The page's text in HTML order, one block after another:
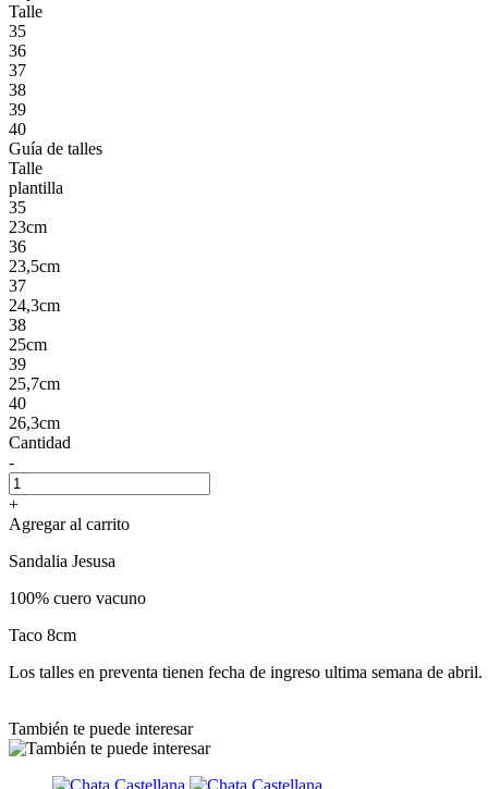
Talle
35
36
37
38
39
40
Guía de talles
Talle
plantilla
35
23cm
36
23,5cm
37
24,3cm
38
25cm
39
25,7cm
40
26,3cm
Cantidad
-
+
Agregar al carrito
Sandalia Jesusa
100% cuero vacuno
Taco 8cm
Los talles en preventa tienen fecha de ingreso ultima semana de abril.
También te puede interesar